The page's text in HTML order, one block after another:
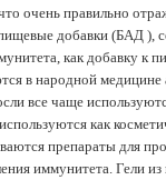
очень правильно
добавки (БАД
как добавку
в народной медицине
все чаще
как
препараты для
иммунитета. Гели